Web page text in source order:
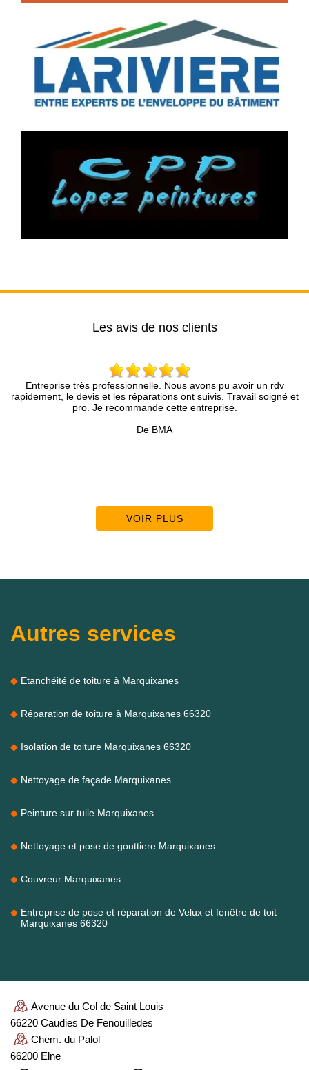
Les avis de nos clients
très professionnelle. Nous avons pu avoir un rdv
le devis et les réparations ont suivis. Travail soigné et
pro. Je recommande cette entreprise.
De BMA
VOIR PLUS
Autres services
Etanchéité de toiture à Marquixanes
Réparation de toiture à Marquixanes 66320
Isolation de toiture Marquixanes 66320
Nettoyage de façade Marquixanes
Peinture sur tuile Marquixanes
Nettoyage et pose de gouttiere Marquixanes
Couvreur Marquixanes
Entreprise de pose et réparation de Velux et fenêtre de toit
Marquixanes 66320
Avenue du Col de Saint Louis
66220 Caudies De Fenouilledes
Chem. du Palol
66200 Elne